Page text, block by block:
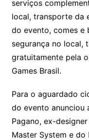
serviços
local, transporte da
do evento, comes e
segurança no local,
gratuitamente pela
Games Brasil.
Para o aguardado
do evento anunciou
Pagano, ex-
Master System e do